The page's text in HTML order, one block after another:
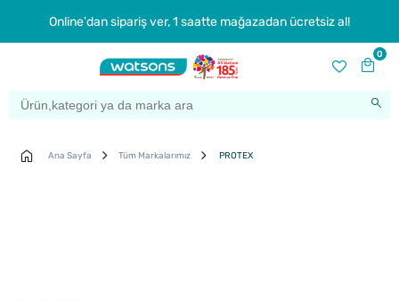
Online'dan sipariş ver, 1 saatte mağazadan ücretsiz al!
0
Ana Sayfa Tüm Markalarımız PROTEX